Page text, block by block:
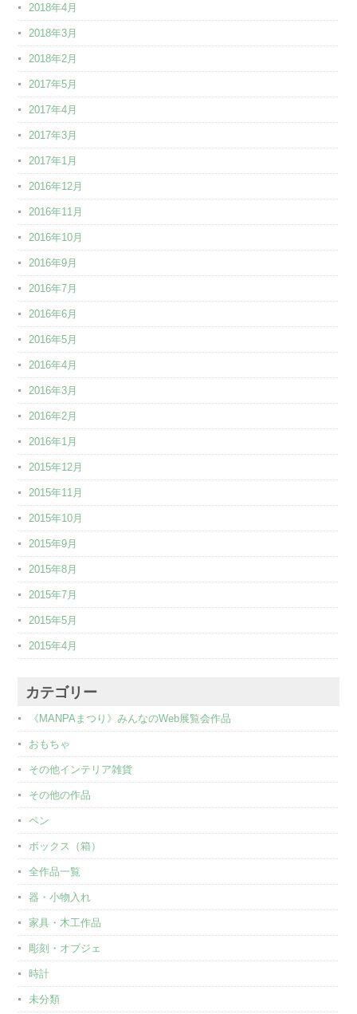
2018年4月
2018年3月
2018年2月
2017年5月
2017年4月
2017年3月
2017年1月
2016年12月
2016年11月
2016年10月
2016年9月
2016年7月
2016年6月
2016年5月
2016年4月
2016年3月
2016年2月
2016年1月
2015年12月
2015年11月
2015年10月
2015年9月
2015年8月
2015年7月
2015年5月
2015年4月
カテゴリー
《MANPAまつり》みんなのWeb展覧会作品
おもちゃ
その他インテリア雑貨
その他の作品
ペン
ボックス（箱）
全作品一覧
器・小物入れ
家具・木工作品
彫刻・オブジェ
時計
未分類